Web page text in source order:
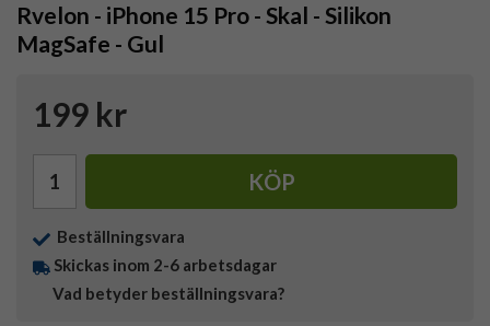
Rvelon - iPhone 15 Pro - Skal - Silikon
MagSafe - Gul
199 kr
KÖP
Beställningsvara
Skickas inom 2-6 arbetsdagar
Vad betyder beställningsvara?